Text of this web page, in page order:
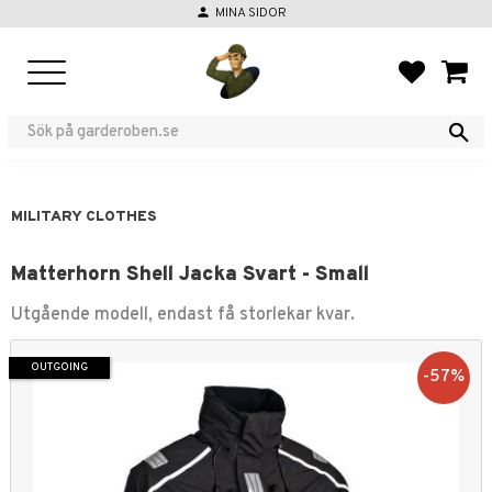
person MINA SIDOR
MILITARY CLOTHES
Matterhorn Shell Jacka Svart - Small
Utgående modell, endast få storlekar kvar.
57%
OUTGOING